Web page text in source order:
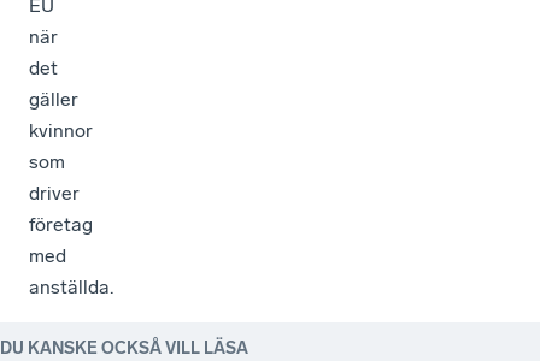
EU
när
det
gäller
kvinnor
som
driver
företag
med
anställda.
DU KANSKE OCKSÅ VILL LÄSA